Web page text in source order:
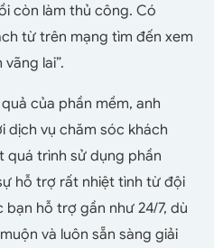
còn làm thủ công. Có
từ trên mạng tìm đến xem
lai”.
của phần mềm, anh
dịch vụ chăm sóc khách
quá trình sử dụng phần
hỗ trợ rất nhiệt tình từ đội
hỗ trợ gần như 24/7, dù
và luôn sẵn sàng giải